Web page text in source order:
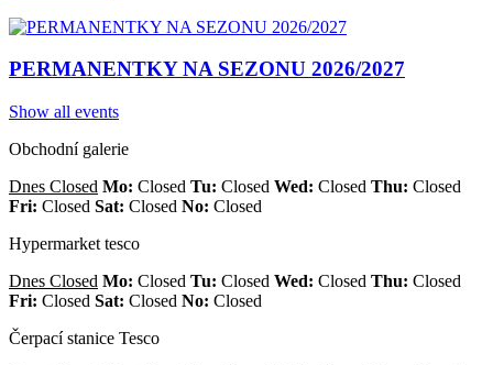
PERMANENTKY NA SEZONU 2026/2027
Show all events
Obchodní galerie
Dnes Closed Mo: Closed Tu: Closed Wed: Closed Thu: Closed
Fri: Closed Sat: Closed No: Closed
Hypermarket tesco
Dnes Closed Mo: Closed Tu: Closed Wed: Closed Thu: Closed
Fri: Closed Sat: Closed No: Closed
Čerpací stanice Tesco